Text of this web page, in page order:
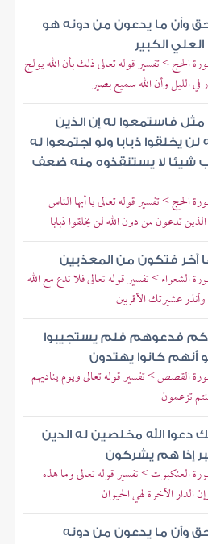
وأن ما يدعون من دونه هو
الكبير
الحج > تفسير قوله تعالى ذلك بأن الله يولج
في الليل وأن الله سميع بصير
مثل فاستمعوا له إن الذين
يخلقوا ذبابا ولو اجتمعوا له
شيئا لا يستنقذوه منه ضعف
الحج > تفسير قوله تعالى يا أيها الناس
تدعون من دون الله لن يخلقوا ذبابا
آخر فتكون من المعذبين
الشعراء > تفسير قوله تعالى فلا تدع مع الله
عشيرتك الأقربين
فدعوهم فلم يستجيبوا
أنهم كانوا يهتدون
القصص > تفسير قوله تعالى ويوم يناديهم
تزعمون
دعوا الله مخلصين له الدين
إذا هم يشركون
العنكبوت > تفسير قوله تعالى وما هذه
الدار الآخرة لهي الحيوان
وأن ما يدعون من دونه